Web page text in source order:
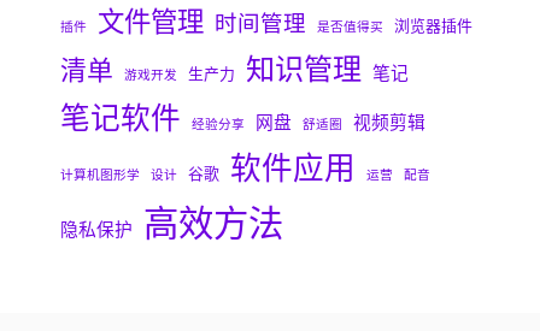
插件 文件管理 时间管理 是否值得买 浏览器插件
清单 游戏开发 生产力 知识管理 笔记
笔记软件 经验分享 网盘 舒适圈 视频剪辑
计算机图形学 设计 谷歌 软件应用 运营 配音
隐私保护 高效方法